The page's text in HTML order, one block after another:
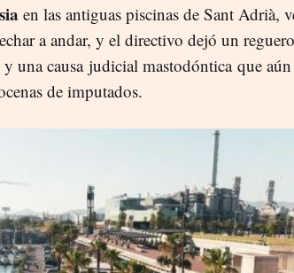
en las antiguas piscinas de Sant Adrià,
a andar, y el directivo dejó un
y una causa judicial mastodóntica que
de imputados.